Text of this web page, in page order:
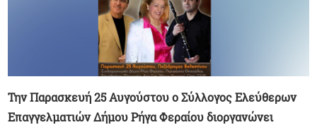
Την Παρασκευή 25 Αυγούστου ο Σύλλογος Ελεύθερων
Επαγγελματιών Δήμου Ρήγα Φεραίου διοργανώνει